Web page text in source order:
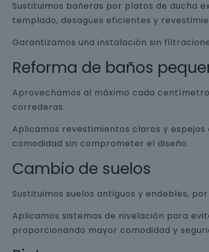
Sustituimos bañeras por platos de ducha
templado, desagües eficientes y
Garantizamos una instalación sin
Reforma de baños
Aprovechamos al máximo cada
correderas.
Aplicamos revestimientos claros y
comodidad sin comprometer el diseño.
Cambio de suelos
Sustituimos suelos antiguos y endebles,
Aplicamos sistemas de nivelación para
proporcionando mayor comodidad y